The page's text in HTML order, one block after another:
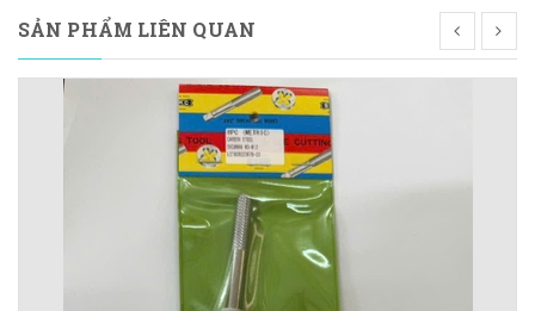
SẢN PHẨM LIÊN QUAN